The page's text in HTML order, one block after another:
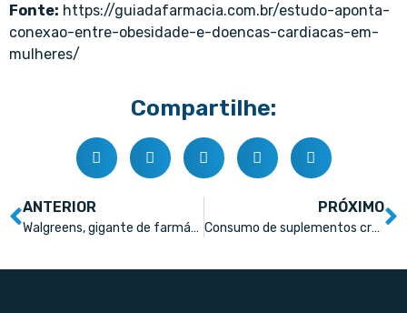
Fonte: https://guiadafarmacia.com.br/estudo-aponta-
conexao-entre-obesidade-e-doencas-cardiacas-em-
mulheres/
Compartilhe:
ANTERIOR
Walgreens, gigante de farmácias americana, anuncia fechamento de 1.200 lojas
PRÓXIMO
Consumo de suplementos cresce 12% no 1º semestre de 2024